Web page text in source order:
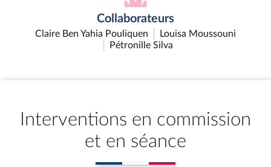
Collaborateurs
Claire Ben Yahia Pouliquen
Louisa Moussouni
Pétronille Silva
Interventions en commission
et en séance